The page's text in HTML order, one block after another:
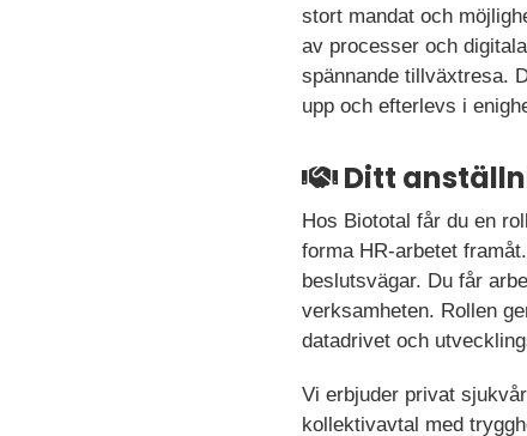
stort mandat och
av processer och
spännande tillväxtresa.
upp och efterlevs i
Ditt
Hos Biototal får du en
forma HR-arbetet
beslutsvägar. Du får
verksamheten. Rollen
datadrivet och
Vi erbjuder privat
kollektivavtal med